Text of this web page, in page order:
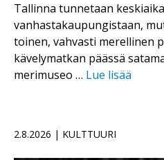
Tallinna tunnetaan
vanhastakaupungistaan,
toinen, vahvasti merellinen
kävelymatkan päässä
merimuseo … Lue lisää
2.8.2026 | KULTTUURI